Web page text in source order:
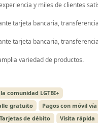
y miles de clientes
tarjeta bancaria,
tarjeta bancaria,
variedad de productos.
comunidad LGTBI+
gratuito
Pagos con móvil vía
Tarjetas de débito Visita rápida